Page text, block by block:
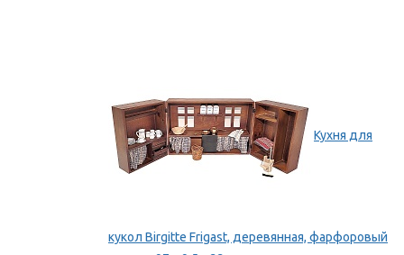
Кухня для
кукол Birgitte Frigast, деревянная, фарфоровый